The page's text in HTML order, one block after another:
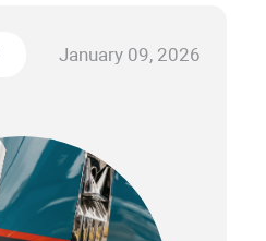
January 09, 2026